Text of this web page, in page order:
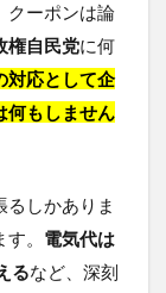
クーポンは論
権自民党に何
対応として企
何もしません
るしかありま
。 電気代は
るなど、深刻